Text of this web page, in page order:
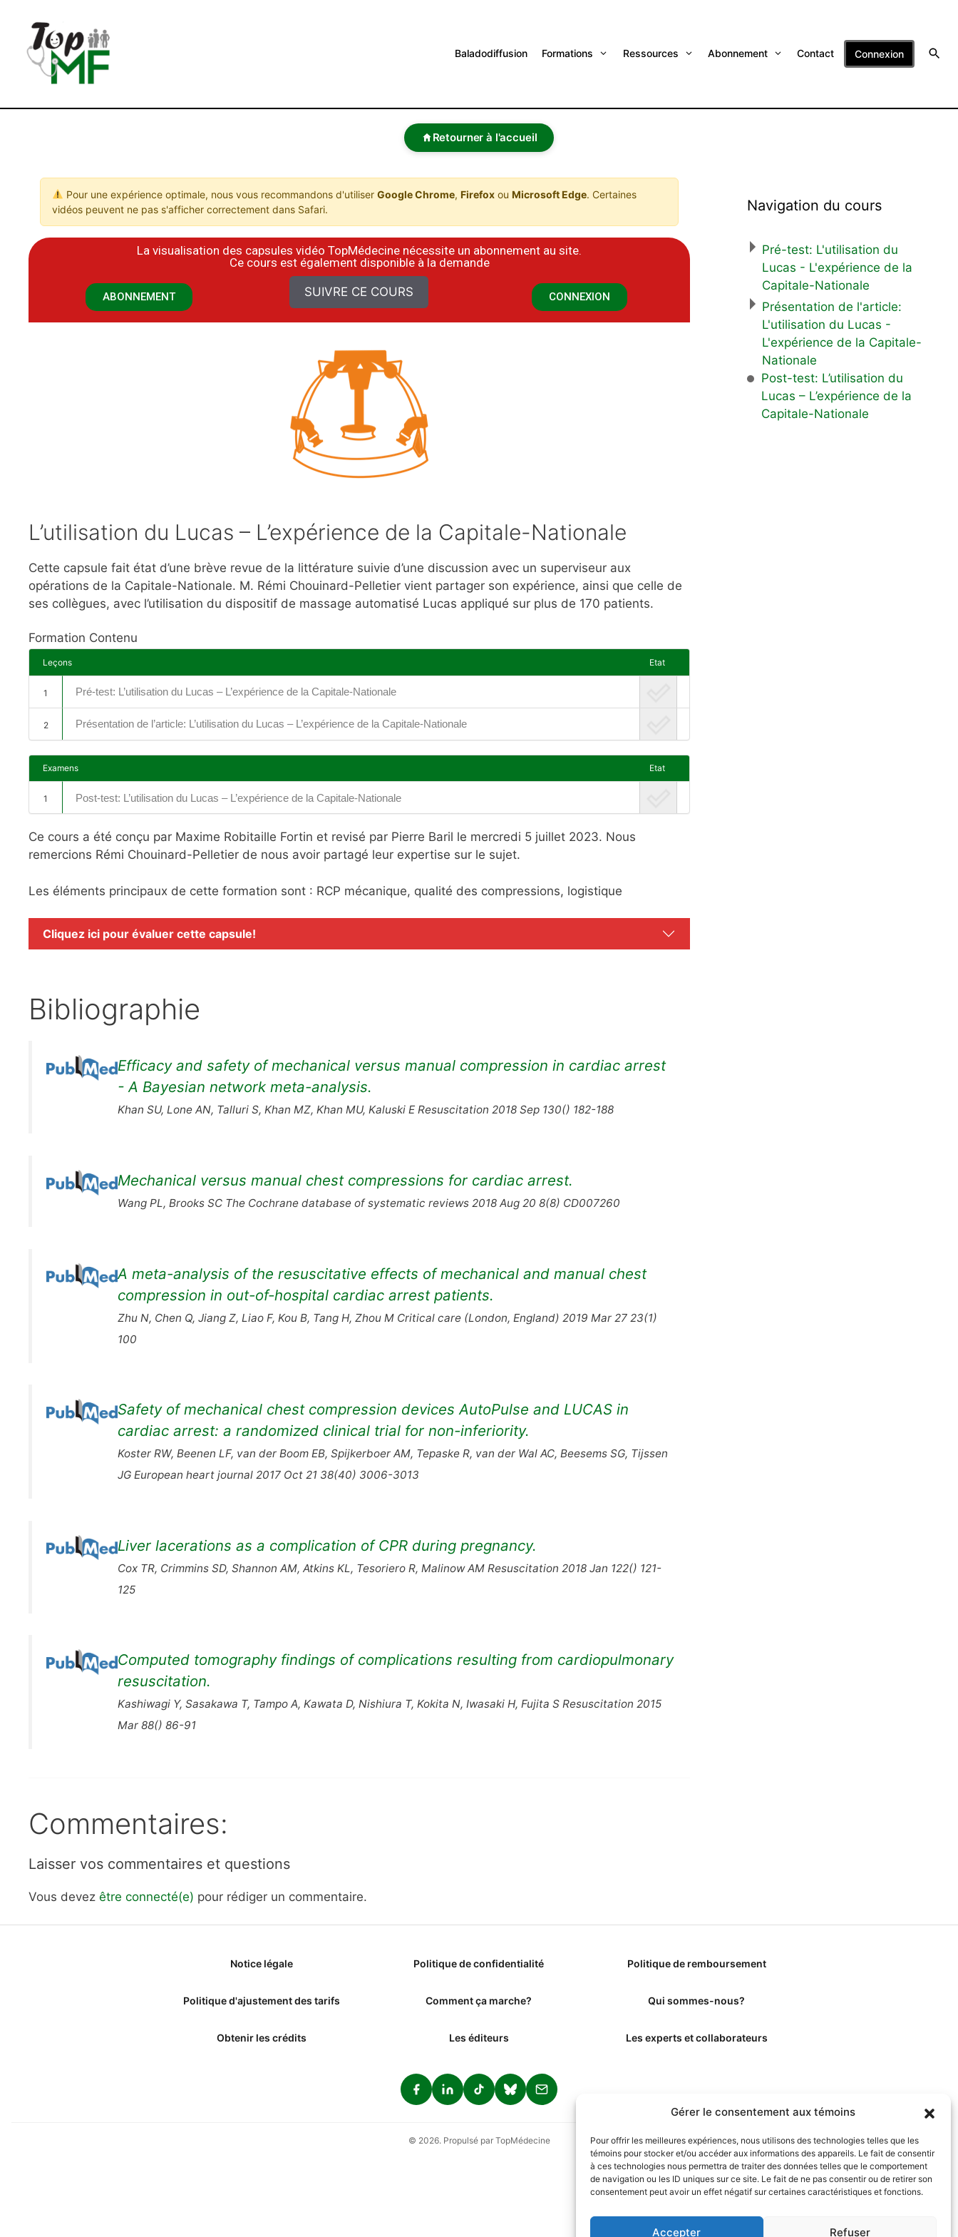
Gérer le consentement aux témoins
Pour offrir les meilleures expériences, nous utilisons des technologies telles que les
témoins pour stocker et/ou accéder aux informations des appareils. Le fait de consentir
à ces technologies nous permettra de traiter des données telles que le comportement
de navigation ou les ID uniques sur ce site. Le fait de ne pas consentir ou de retirer son
consentement peut avoir un effet négatif sur certaines caractéristiques et fonctions.
Accepter Refuser
Baladodiffusion Formations Ressources Abonnement Contact Connexion
Retourner à l'accueil
Pour une expérience optimale, nous vous recommandons d'utiliser Google Chrome, Firefoxou Microsoft Edge. Certaines
vidéos peuvent ne pas s'afficher correctement dans Safari.
La visualisation des capsules vidéo TopMédecine nécessite un abonnement au site.
​Ce cours est également disponible à la demande
ABONNEMENT SUIVRE CE COURS CONNEXION
L’utilisation du Lucas – L’expérience de la Capitale-Nationale
Cette capsule fait état d’une brève revue de la littérature suivie d’une discussion avec un superviseur aux
opérations de la Capitale-Nationale. M. Rémi Chouinard-Pelletier vient partager son expérience, ainsi que celle de
ses collègues, avec l’utilisation du dispositif de massage automatisé Lucas appliqué sur plus de 170 patients.
Formation Contenu
Leçons Etat
1 Pré-test: L’utilisation du Lucas – L’expérience de la Capitale-Nationale
2 Présentation de l’article: L’utilisation du Lucas – L’expérience de la Capitale-Nationale
Examens Etat
1 Post-test: L’utilisation du Lucas – L’expérience de la Capitale-Nationale
Ce cours a été conçu par Maxime Robitaille Fortin et revisé par Pierre Baril le mercredi 5 juillet 2023. Nous
remercions Rémi Chouinard-Pelletier de nous avoir partagé leur expertise sur le sujet.
Les éléments principaux de cette formation sont : RCP mécanique, qualité des compressions, logistique
Cliquez ici pour évaluer cette capsule!
Bibliographie
Efficacy and safety of mechanical versus manual compression in cardiac arrest
- A Bayesian network meta-analysis.
Khan SU, Lone AN, Talluri S, Khan MZ, Khan MU, Kaluski E Resuscitation 2018 Sep 130() 182-188
Mechanical versus manual chest compressions for cardiac arrest.
Wang PL, Brooks SC The Cochrane database of systematic reviews 2018 Aug 20 8(8) CD007260
A meta-analysis of the resuscitative effects of mechanical and manual chest
compression in out-of-hospital cardiac arrest patients.
Zhu N, Chen Q, Jiang Z, Liao F, Kou B, Tang H, Zhou M Critical care (London, England) 2019 Mar 27 23(1)
100
Safety of mechanical chest compression devices AutoPulse and LUCAS in
cardiac arrest: a randomized clinical trial for non-inferiority.
Koster RW, Beenen LF, van der Boom EB, Spijkerboer AM, Tepaske R, van der Wal AC, Beesems SG, Tijssen
JG European heart journal 2017 Oct 21 38(40) 3006-3013
Liver lacerations as a complication of CPR during pregnancy.
Cox TR, Crimmins SD, Shannon AM, Atkins KL, Tesoriero R, Malinow AM Resuscitation 2018 Jan 122() 121-
125
Computed tomography findings of complications resulting from cardiopulmonary
resuscitation.
Kashiwagi Y, Sasakawa T, Tampo A, Kawata D, Nishiura T, Kokita N, Iwasaki H, Fujita S Resuscitation 2015
Mar 88() 86-91
Commentaires:
Laisser vos commentaires et questions
Vous devez être connecté(e) pour rédiger un commentaire.
Navigation du cours
Pré-test: L'utilisation du
Lucas - L'expérience de la
Capitale-Nationale
Présentation de l'article:
L'utilisation du Lucas -
L'expérience de la Capitale-
Nationale
Post-test: L’utilisation du
Lucas – L’expérience de la
Capitale-Nationale
Notice légale Politique de confidentialité Politique de remboursement
Politique d'ajustement des tarifs Comment ça marche? Qui sommes-nous?
Obtenir les crédits Les éditeurs Les experts et collaborateurs
© 2026. Propulsé par TopMédecine